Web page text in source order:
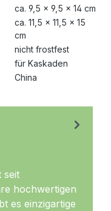
ca. 9,5 x 9,5 x 14 cm
ca. 11,5 x 11,5 x 15
cm
nicht frostfest
für Kaskaden
China
seit
hochwertigen
es einzigartige